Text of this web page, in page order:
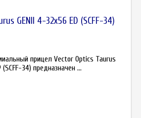
GENII 4-32x56 ED (SCFF-34)
прицел Vector Optics Taurus
(SCFF-34) предназначен ...